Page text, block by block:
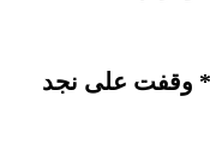
وقفت على نجد